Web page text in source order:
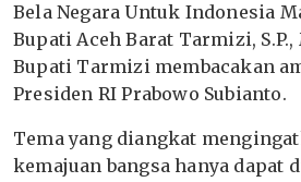
Bela Negara Untuk Indonesia
Bupati Aceh Barat Tarmizi,
Bupati Tarmizi membacakan
Presiden RI Prabowo Subianto.
Tema yang diangkat
kemajuan bangsa hanya dapat